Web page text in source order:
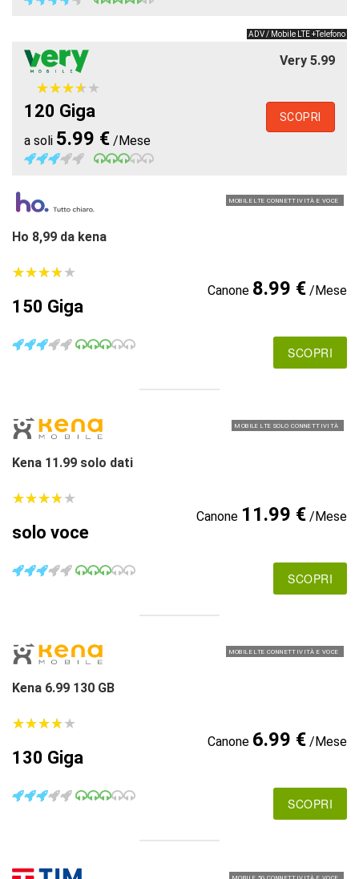
ADV / Mobile LTE +Telefono
Very 5.99
★★★★★
★★★★★
120 Giga
a soli 5.99 € /Mese
SCOPRI
MOBILE LTE CONNETTIVITÀ E VOCE
Ho 8,99 da kena
★★★★★
★★★★★
150 Giga
Canone 8.99 €/Mese
SCOPRI
MOBILE LTE SOLO CONNETTIVITÀ
Kena 11.99 solo dati
★★★★★
★★★★★
solo voce
Canone 11.99 €/Mese
SCOPRI
MOBILE LTE CONNETTIVITÀ E VOCE
Kena 6.99 130 GB
★★★★★
★★★★★
130 Giga
Canone 6.99 €/Mese
SCOPRI
MOBILE 5G CONNETTIVITÀ E VOCE